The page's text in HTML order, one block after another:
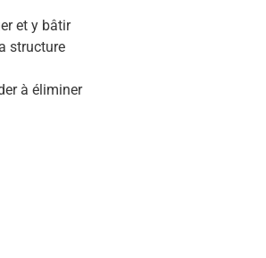
et y bâtir
structure
à éliminer